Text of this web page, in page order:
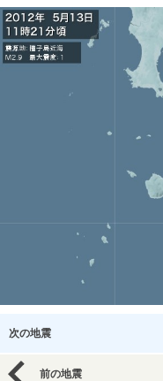
次の地震
前の地震